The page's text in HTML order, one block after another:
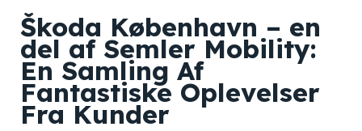
Škoda København – en
del af Semler Mobility:
En Samling Af
Fantastiske Oplevelser
Fra Kunder